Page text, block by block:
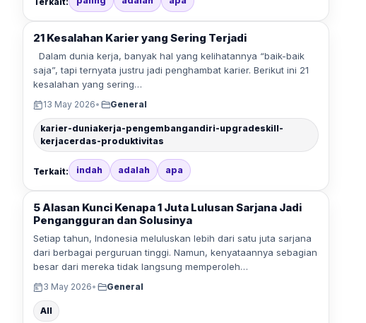
21 Kesalahan Karier yang Sering Terjadi
Dalam dunia kerja, banyak hal yang kelihatannya “baik-baik
saja”, tapi ternyata justru jadi penghambat karier. Berikut ini 21
kesalahan yang sering…
13 May 2026• General
karier-duniakerja-pengembangandiri-upgradeskill-
kerjacerdas-produktivitas
Terkait: indah adalah apa
5 Alasan Kunci Kenapa 1 Juta Lulusan Sarjana Jadi
Pengangguran dan Solusinya
Setiap tahun, Indonesia meluluskan lebih dari satu juta sarjana
dari berbagai perguruan tinggi. Namun, kenyataannya sebagian
besar dari mereka tidak langsung memperoleh…
3 May 2026• General
All